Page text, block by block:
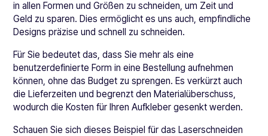
in allen Formen und Größen zu schneiden, um Zeit und
Geld zu sparen. Dies ermöglicht es uns auch, empfindliche
Designs präzise und schnell zu schneiden.
Für Sie bedeutet das, dass Sie mehr als eine
benutzerdefinierte Form in eine Bestellung aufnehmen
können, ohne das Budget zu sprengen. Es verkürzt auch
die Lieferzeiten und begrenzt den Materialüberschuss,
wodurch die Kosten für Ihren Aufkleber gesenkt werden.
Schauen Sie sich dieses Beispiel für das Laserschneiden